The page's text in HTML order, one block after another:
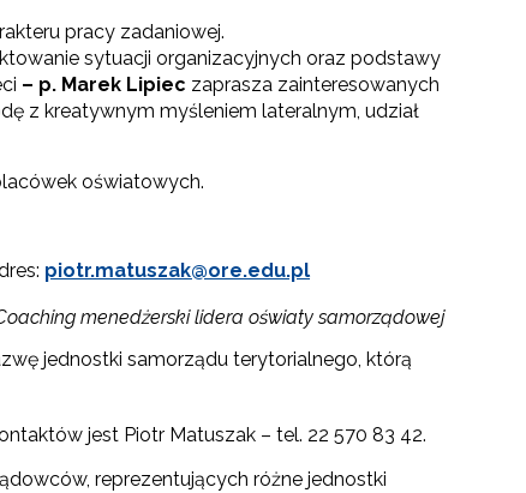
pracy zadaniowej.
sytuacji organizacyjnych oraz podstawy
– p. Marek Lipiec zaprasza zainteresowanych
z kreatywnym myśleniem lateralnym, udział
oświatowych.
piotr.matuszak@ore.edu.pl
menedżerski lidera oświaty samorządowej
jednostki samorządu terytorialnego, którą
jest Piotr Matuszak – tel. 22 570 83 42.
reprezentujących różne jednostki